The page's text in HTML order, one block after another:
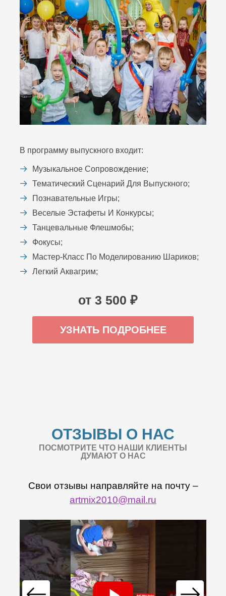
В программу выпускного входит:
Музыкальное Сопровождение;
Тематический Сценарий Для Выпускного;
Познавательные Игры;
Веселые Эстафеты И Конкурсы;
Танцевальные Флешмобы;
Фокусы;
Мастер-Класс По Моделированию Шариков;
Легкий Аквагрим;
от 3 500 ₽
УЗНАТЬ ПОДРОБНЕЕ
ОТЗЫВЫ О НАС
ПОСМОТРИТЕ ЧТО НАШИ КЛИЕНТЫ
ДУМАЮТ О НАС
Свои отзывы направляйте на почту –
artmix2010@mail.ru